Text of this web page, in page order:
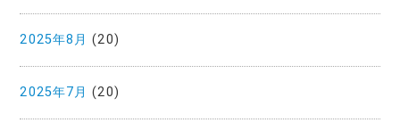
2025年8月 (20)
2025年7月 (20)